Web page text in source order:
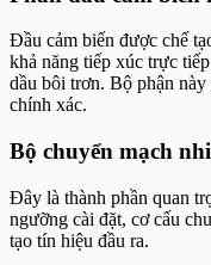
Đầu cảm biến được chế
khả năng tiếp xúc trực
dầu bôi trơn. Bộ phận
chính xác.
Bộ chuyển mạch
Đây là thành phần quan
ngưỡng cài đặt, cơ cấu
tạo tín hiệu đầu ra.